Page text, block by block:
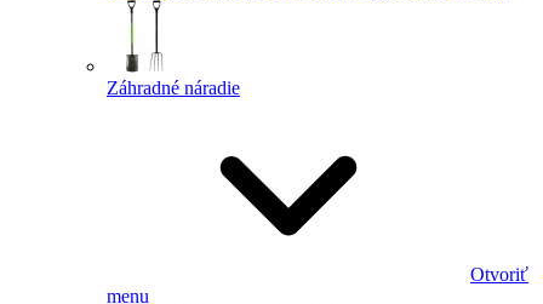
Záhradné náradie
Otvoriť
menu